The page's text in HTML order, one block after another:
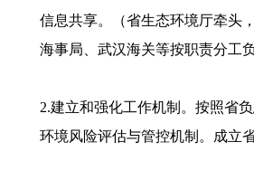
信息共享。（省生态环境厅牵头
海事局、武汉海关等按职责分工
2.建立和强化工作机制。按照省
环境风险评估与管控机制。成立